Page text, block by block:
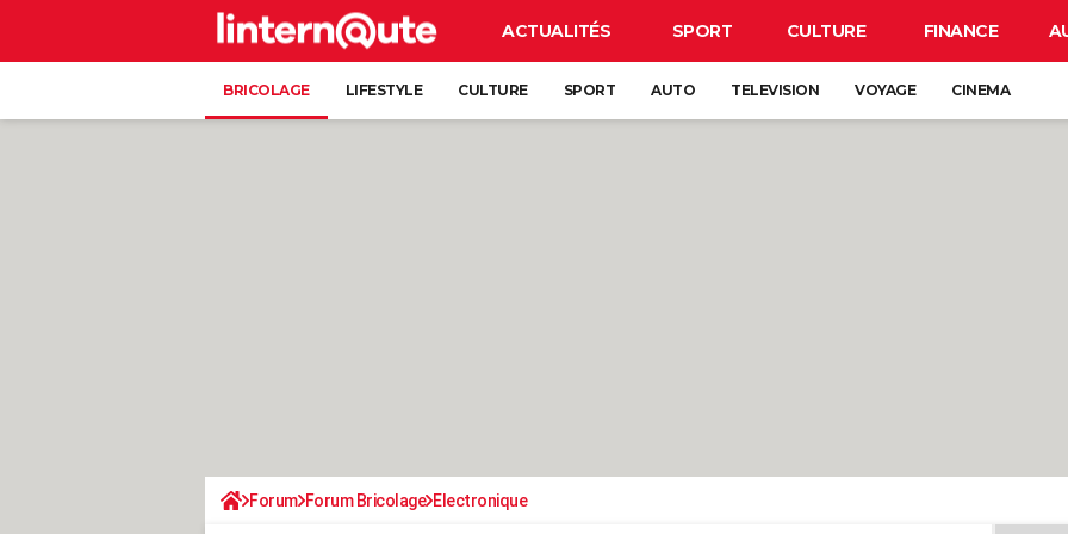
ACTUALITÉS SPORT CULTURE FINANCE
BRICOLAGE LIFESTYLE CULTURE SPORT AUTO TELEVISION VOYAGE CINEMA
Forum Forum Bricolage Electronique